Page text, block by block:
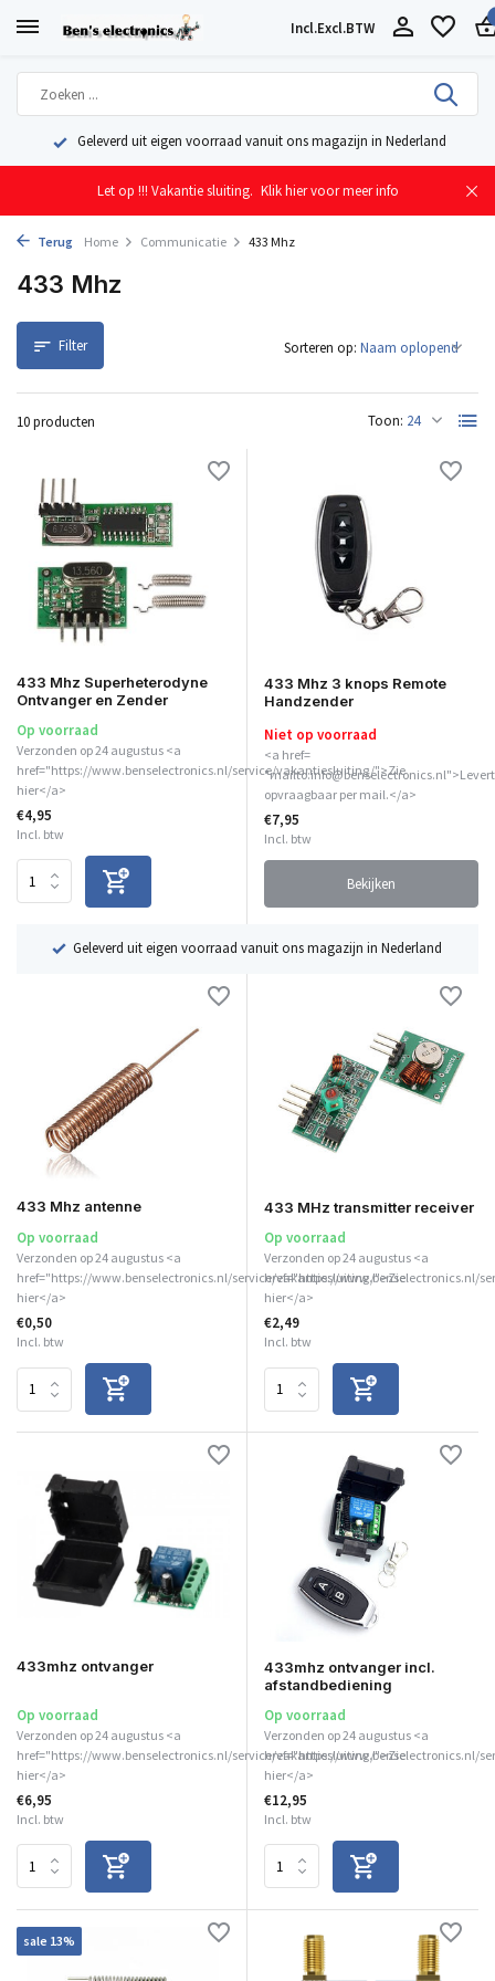
Incl.Excl.BTW
Geleverd uit eigen voorraad vanuit ons magazijn in Nederland
Let op !!! Vakantie sluiting. Klik hier voor meer info
Terug Home Communicatie 433 Mhz
433 Mhz
Filter
10 producten Toon:
Sorteren op:
433 Mhz Superheterodyne
Ontvanger en Zender
Op voorraad
Verzonden op 24 augustus <a
href="https://www.benselectronics.nl/service/vakantiesluiting/">Zie
hier</a>
€4,95
Incl. btw
433 Mhz 3 knops Remote
Handzender
Niet op voorraad
<a href=
opvraagbaar per mail.</a>
€7,95
Incl. btw
Bekijken
Geleverd uit eigen voorraad vanuit ons magazijn in Nederland
433 Mhz antenne
Op voorraad
Verzonden op 24 augustus <a
href="https://www.benselectronics.nl/service/vakantiesluiting/">Zie
hier</a>
€0,50
Incl. btw
433 MHz transmitter receiver
Op voorraad
Verzonden op 24 augustus <a
href="https://www.benselectronics.nl/
hier</a>
€2,49
Incl. btw
433mhz ontvanger
Op voorraad
Verzonden op 24 augustus <a
href="https://www.benselectronics.nl/service/vakantiesluiting/">Zie
hier</a>
€6,95
Incl. btw
433mhz ontvanger incl.
afstandbediening
Op voorraad
Verzonden op 24 augustus <a
href="https://www.benselectronics.nl/
hier</a>
€12,95
Incl. btw
sale 13%